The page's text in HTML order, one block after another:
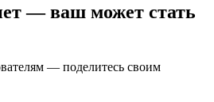
— ваш может стать
— поделитесь своим